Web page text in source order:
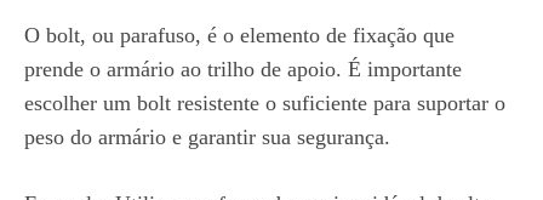
O bolt, ou parafuso, é o elemento de fixação que
prende o armário ao trilho de apoio. É importante
escolher um bolt resistente o suficiente para suportar o
peso do armário e garantir sua segurança.